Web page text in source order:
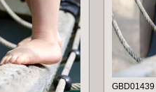
GBD01439